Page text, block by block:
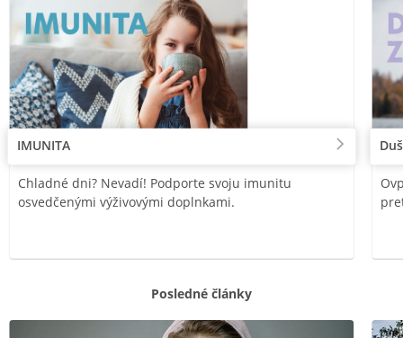
IMUNITA
Chladné dni? Nevadí! Podporte svoju imunitu
osvedčenými výživovými doplnkami.
Posledné články